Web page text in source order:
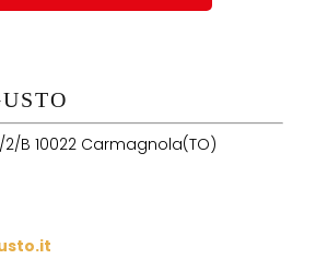
B 10022 Carmagnola(TO)